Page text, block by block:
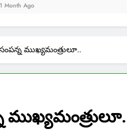
ముఖ్యమంత్రులూ..